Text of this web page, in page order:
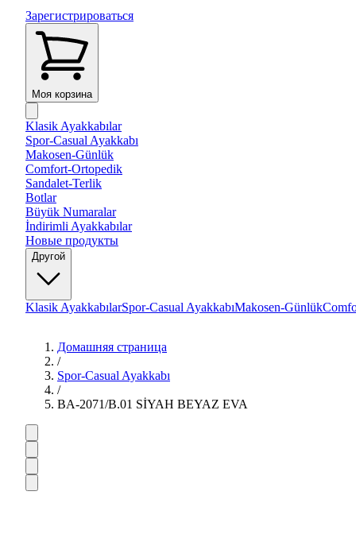
Зарегистрироваться
Моя корзина
Klasik Ayakkabılar
Spor-Casual Ayakkabı
Makosen-Günlük
Comfort-Ortopedik
Sandalet-Terlik
Botlar
Büyük Numaralar
İndirimli Ayakkabılar
Новые продукты
Другой
Klasik AyakkabılarSpor-Casual AyakkabıMakosen-Günlük
Домашняя страница
/
Spor-Casual Ayakkabı
/
BA-2071/B.01 SİYAH BEYAZ EVA